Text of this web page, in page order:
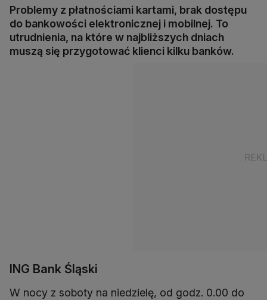
Problemy z płatnościami kartami, brak dostępu
do bankowości elektronicznej i mobilnej. To
utrudnienia, na które w najbliższych dniach
muszą się przygotować klienci kilku banków.
ING Bank Śląski
W nocy z soboty na niedzielę, od godz. 0.00 do